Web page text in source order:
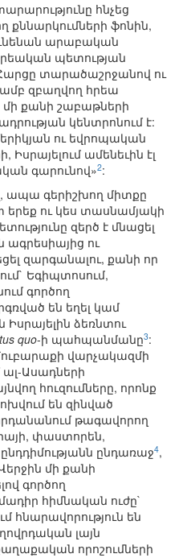
հնչեց
քննարկումների ֆոնին,
արաբական
պետության
տարածաշրջանով ու
զբաղվող հրեա
քանի շաբաթների
կենտրոնում է:
ու եվրոպական
ամենեւին էլ
գարունով»2:
ապա գերիշխող միտքը
երեք ու կես տասնամյակի
զերծ է մնացել
ու
զարգանալու, քանի որ
Եգիպտոսում,
գործող
են եղել կամ
ձեռնտու
quo-ի պահպանմանը3:
վարչակազմի
Ասադների
հուզումները, որոնք
են զինված
թագավորող
փաստորեն,
ընդառաջ4,
մի քանի
գործող
հիմնական ուժը`
հնարավորություն են
լայն
որոշումների